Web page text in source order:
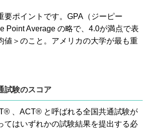
要ポイントです。GPA（ジーピー
Point Average の略で、4.0が満点で表
値＞のこと。アメリカの大学が最も重
試験のスコア
、ACT® と呼ばれる全国共通試験が
てはいずれかの試験結果を提出する必